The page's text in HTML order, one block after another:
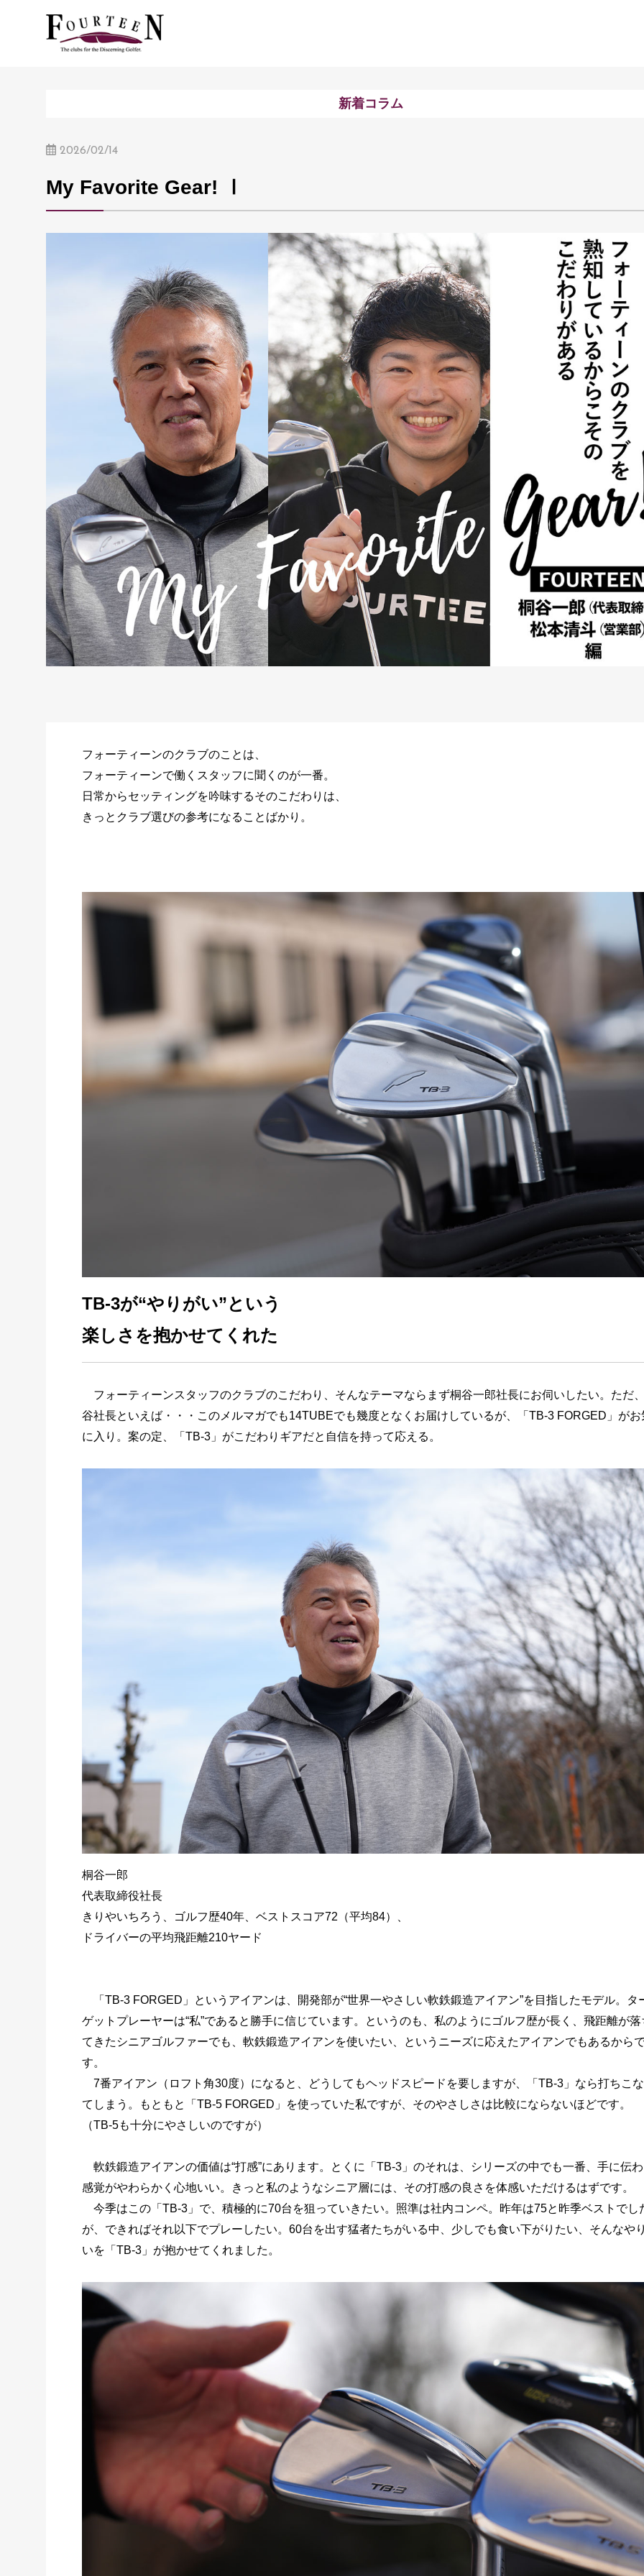
新着コラム
2026/02/14
My Favorite Gear! Ⅰ
フォーティーンのクラブのことは、
フォーティーンで働くスタッフに聞くのが一番。
日常からセッティングを吟味するそのこだわりは、
きっとクラブ選びの参考になることばかり。
TB-3が“やりがい”という
楽しさを抱かせてくれた
フォーティーンスタッフのクラブのこだわり、そんなテーマならまず桐谷一郎社長にお伺いしたい。ただ
谷社長といえば・・・このメルマガでも14TUBEでも幾度となくお届けしているが、「TB-3 FORGED」がお
に入り。案の定、「TB-3」がこだわりギアだと自信を持って応える。
桐谷一郎
代表取締役社長
きりやいちろう、ゴルフ歴40年、ベストスコア72（平均84）、
ドライバーの平均飛距離210ヤード
「TB-3 FORGED」というアイアンは、開発部が“世界一やさしい軟鉄鍛造アイアン”を目指したモデル。タ
ゲットプレーヤーは“私”であると勝手に信じています。というのも、私のようにゴルフ歴が長く、飛距離が落
てきたシニアゴルファーでも、軟鉄鍛造アイアンを使いたい、というニーズに応えたアイアンでもあるから
す。
7番アイアン（ロフト角30度）になると、どうしてもヘッドスピードを要しますが、「TB-3」なら打ちこ
てしまう。もともと「TB-5 FORGED」を使っていた私ですが、そのやさしさは比較にならないほどです。
（TB-5も十分にやさしいのですが）
軟鉄鍛造アイアンの価値は“打感”にあります。とくに「TB-3」のそれは、シリーズの中でも一番、手に伝
感覚がやわらかく心地いい。きっと私のようなシニア層には、その打感の良さを体感いただけるはずです。
今季はこの「TB-3」で、積極的に70台を狙っていきたい。照準は社内コンペ。昨年は75と昨季ベストでし
が、できればそれ以下でプレーしたい。60台を出す猛者たちがいる中、少しでも食い下がりたい、そんなや
いを「TB-3」が抱かせてくれました。